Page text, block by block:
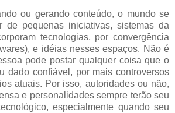
ou gerando conteúdo, o mundo se
de pequenas iniciativas, sistemas da
tecnologias, por convergência
e idéias nesses espaços. Não é
pode postar qualquer coisa que o
dado confiável, por mais controversos
atuais. Por isso, autoridades ou não,
e personalidades sempre terão seu
especialmente quando seu